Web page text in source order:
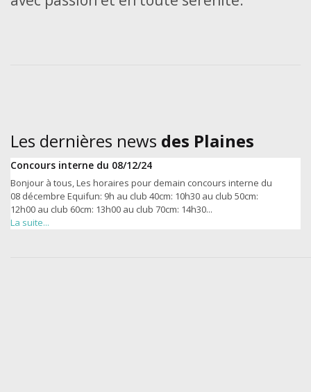
Les dernières news des Plaines
Concours interne du 08/12/24
Bonjour à tous, Les horaires pour demain concours interne du
08 décembre Equifun: 9h au club 40cm: 10h30 au club 50cm:
12h00 au club 60cm: 13h00 au club 70cm: 14h30...
La suite...